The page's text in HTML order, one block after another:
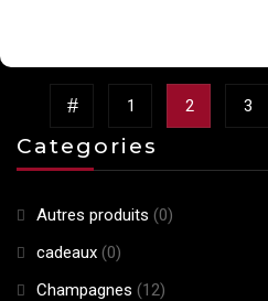
Categories
Autres produits (0)
cadeaux (0)
Champagnes (12)
1 2 3